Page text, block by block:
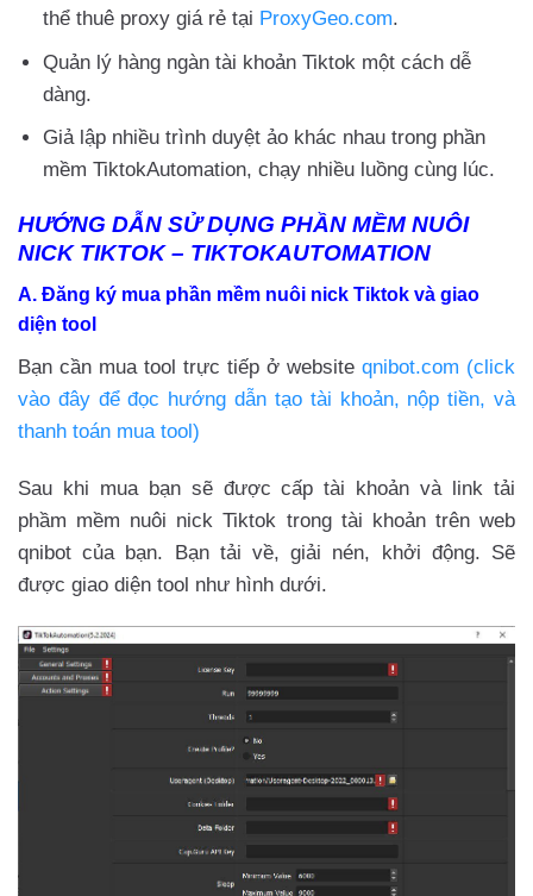
thể thuê proxy giá rẻ tại ProxyGeo.com.
Quản lý hàng ngàn tài khoản Tiktok một cách dễ
dàng.
Giả lập nhiều trình duyệt ảo khác nhau trong phần
mềm TiktokAutomation, chạy nhiều luồng cùng lúc.
HƯỚNG DẪN SỬ DỤNG PHẦN MỀM NUÔI
NICK TIKTOK – TIKTOKAUTOMATION
A. Đăng ký mua phần mềm nuôi nick Tiktok và giao
diện tool
Bạn cần mua tool trực tiếp ở website qnibot.com (click
vào đây để đọc hướng dẫn tạo tài khoản, nộp tiền, và
thanh toán mua tool)
Sau khi mua bạn sẽ được cấp tài khoản và link tải
phầm mềm nuôi nick Tiktok trong tài khoản trên web
qnibot của bạn. Bạn tải về, giải nén, khởi động. Sẽ
được giao diện tool như hình dưới.